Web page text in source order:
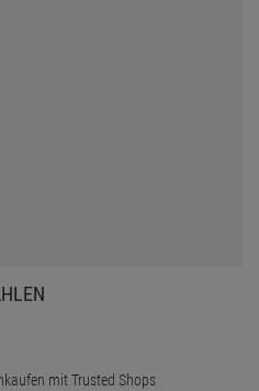
mit Trusted Shops